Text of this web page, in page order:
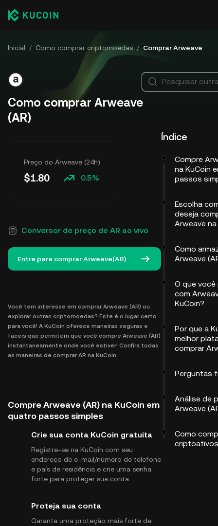
Inicial / Como comprar criptomoedas / Comprar Arweave
Como comprar Arweave
(AR)
Preço do Arweave (24h)
$1.80 0.5%
Conversor de preço de AR ao vivo
Entre para comprar Arweave(AR)
Você tem interesse em comprar Arweave (AR) ou
explorar outras criptomoedas? Este é o lugar certo
para você! A KuCoin oferece maneiras seguras e
fáceis que permitem que você compre Arweave (AR)
instantaneamente onde você estiver! Confira todas
as maneiras de comprar AR na KuCoin.
Compre Arweave (AR) na KuCoin em
quatro passos simples
Crie sua conta KuCoin gratuita
Registre-se na KuCoin com seu
endereço de e-mail/número de telefone
e país de residência e crie uma senha
forte para proteger sua conta.
Proteja sua conta
Garanta uma proteção mais forte de
Pesquisar
Índice
Compre
na KuCoin
passos
Escolha
deseja
Arweave
Como
Arweave
O que
com
KuCoin?
Por que a
melhor
comprar
Perguntas
Análise de
Arweave
Como
criptoativos